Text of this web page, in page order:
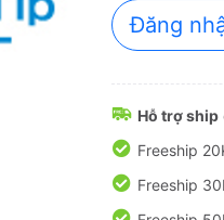
Đăng
Hỗ trợ ship
Freeship
Freeship